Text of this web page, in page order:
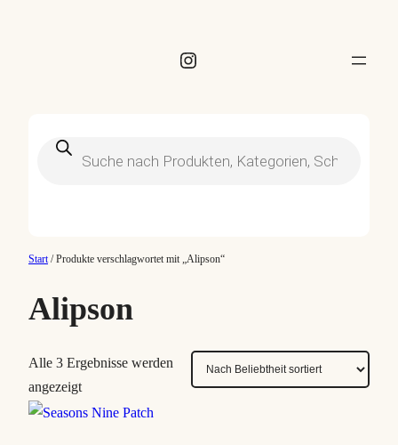
Instagram
Products
search
Start/ Produkte verschlagwortet mit „Alipson“
Alipson
Alle 3 Ergebnisse werden
angezeigtN
a